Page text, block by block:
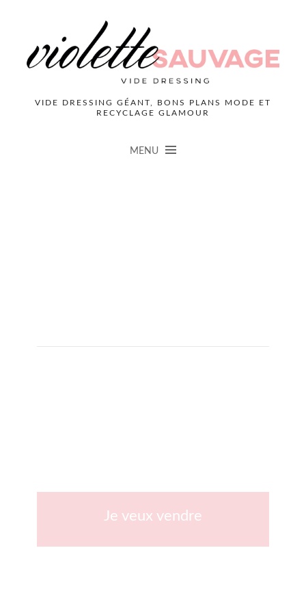
VIDE DRESSING GÉANT, BONS PLANS MODE ET
RECYCLAGE GLAMOUR
MENU
Je veux vendre